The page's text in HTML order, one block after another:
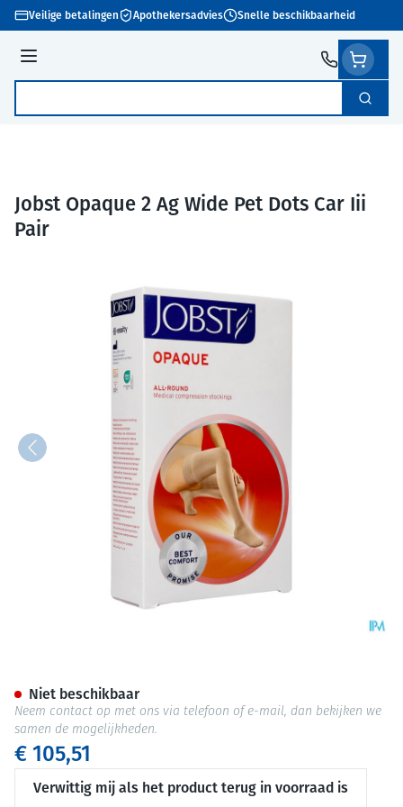
Ga naar de inhoud
Veilige betalingen Apothekersadvies Snelle beschikbaarheid
Menu
Zoek
Jobst Opaque 2 Ag Wide Pet Dots Car Iii
Pair
€ 105,51
Verwittig mij als het product terug in voorraad is
Niet beschikbaar
Neem contact op met ons via telefoon of e-mail, dan bekijken we
samen de mogelijkheden.